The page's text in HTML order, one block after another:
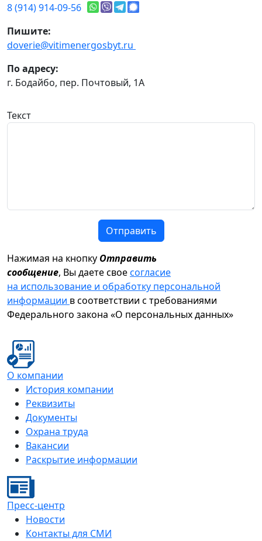
8 (914) 914-09-56
Пишите:
doverie@vitimenergosbyt.ru
По адресу:
г. Бодайбо, пер. Почтовый, 1А
Текст
Отправить
Нажимая на кнопку Отправить
сообщение, Вы даете своесогласие
на использование и обработку персональной
информации в соответствии с требованиями
Федерального закона «О персональных данных»
О компании
История компании
Реквизиты
Документы
Охрана труда
Вакансии
Раскрытие информации
Пресс-центр
Новости
Контакты для СМИ